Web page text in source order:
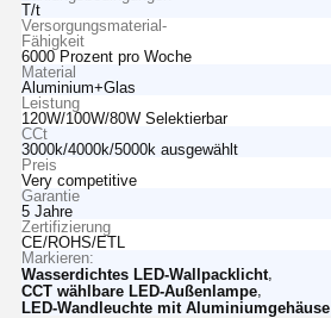
T/t
Versorgungsmaterial-
Fähigkeit
6000 Prozent pro Woche
Material
Aluminium+Glas
Leistung
120W/100W/80W Selektierbar
CCt
3000k/4000k/5000k ausgewählt
Preis
Very competitive
Garantie
5 Jahre
Zertifizierung
CE/ROHS/ETL
Markieren:
Wasserdichtes LED-Wallpacklicht,
CCT wählbare LED-Außenlampe,
LED-Wandleuchte mit Aluminiumgehäuse